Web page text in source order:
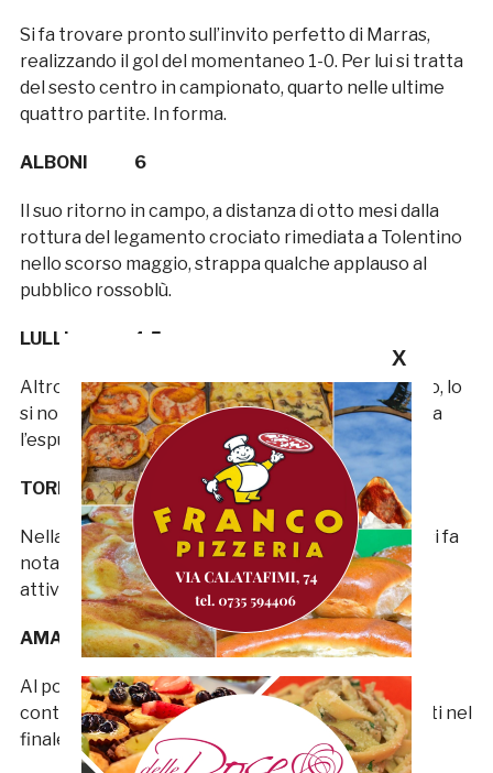
Si fa trovare pronto sull’invito perfetto di Marras,
realizzando il gol del momentaneo 1-0. Per lui si tratta
del sesto centro in campionato, quarto nelle ultime
quattro partite. In forma.
ALBONI 6
Il suo ritorno in campo, a distanza di otto mesi dalla
rottura del legamento crociato rimediata a Tolentino
nello scorso maggio, strappa qualche applauso al
pubblico rossoblù.
LULLI 4,5
Altro rientrante dopo un lungo stop per infortunio, lo
si nota solo per il brutto calcio a Riosa che gli costa
l’espulsione diretta.
TORROMINO S.V.
Nella ventina di minuti che ha a disposizione non si fa
notare se non per un parapiglia che lo vede parte
attiva.
AMATO S.V.
Al posto di uno stanco Angiulli per provare a
contenere il progressivo avanzamento degli ospiti nel
finale.
X